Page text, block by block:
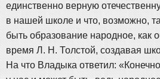
единственно верную
в нашей школе и что, возможно,
быть образование народное, как
время Л. Н. Толстой, создавая
На что Владыка ответил: